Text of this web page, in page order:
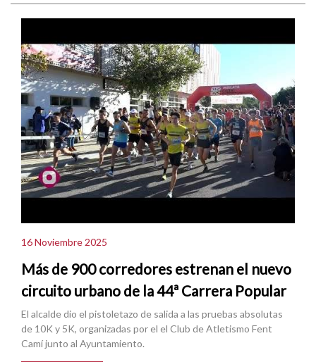
16 Noviembre 2025
Más de 900 corredores estrenan el nuevo
circuito urbano de la 44ª Carrera Popular
El alcalde dio el pistoletazo de salida a las pruebas absolutas
de 10K y 5K, organizadas por el el Club de Atletismo Fent
Camí junto al Ayuntamiento.